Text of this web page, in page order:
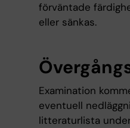
förväntade
eller sänkas.
Examination
eventuell
litteraturlista